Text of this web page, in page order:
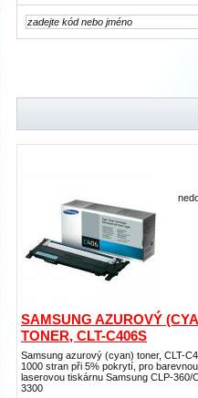
SAMSUNG AZUROVÝ
TONER, CLT-C406S
Samsung azurový (cyan) toner, CLT-
1000 stran při 5% pokrytí, pro barevnou
laserovou tiskárnu Samsung CLP-360/
3300